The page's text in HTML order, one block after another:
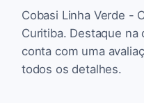
Cobasi Linha Verde -
Curitiba. Destaque
conta com uma
todos os detalhes.